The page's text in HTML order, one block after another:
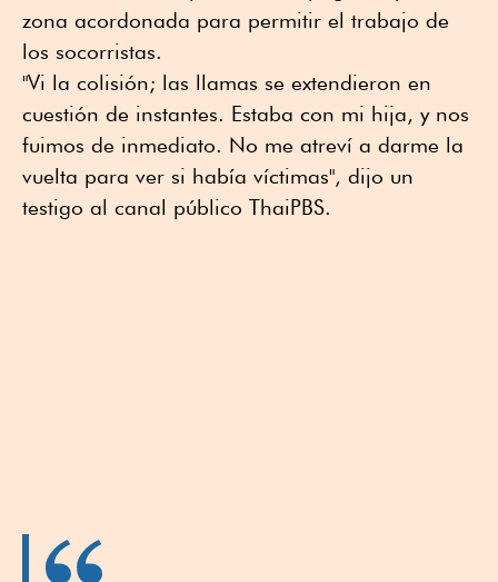
zona acordonada para permitir el trabajo de
los socorristas.
"Vi la colisión; las llamas se extendieron en
cuestión de instantes. Estaba con mi hija, y nos
fuimos de inmediato. No me atreví a darme la
vuelta para ver si había víctimas", dijo un
testigo al canal público ThaiPBS.